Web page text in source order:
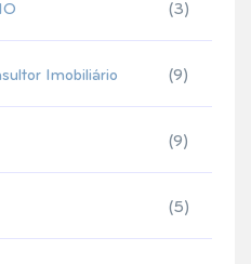
(3)
Imobiliário (9)
(9)
(5)